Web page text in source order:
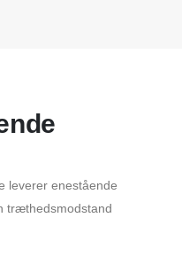
leverer enestående
træthedsmodstand